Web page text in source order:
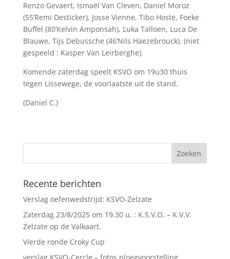
Renzo Gevaert, Ismaël Van Cleven, Daniel Moroz
(55’Remi Desticker), Josse Vienne, Tibo Hoste, Foeke
Buffel (80’Kelvin Amponsah), Luka Talloen, Luca De
Blauwe, Tijs Debussche (46’Nils Haezebrouck). (niet
gespeeld : Kasper Van Leirberghe).
Komende zaterdag speelt KSVO om 19u30 thuis
tegen Lissewege, de voorlaatste uit de stand.
(Daniel C.)
Recente berichten
Verslag oefenwedstrijd: KSVO-Zelzate
Zaterdag 23/8/2025 om 19.30 u. : K.S.V.O. – K.V.V.
Zelzate op de Valkaart.
Vierde ronde Croky Cup